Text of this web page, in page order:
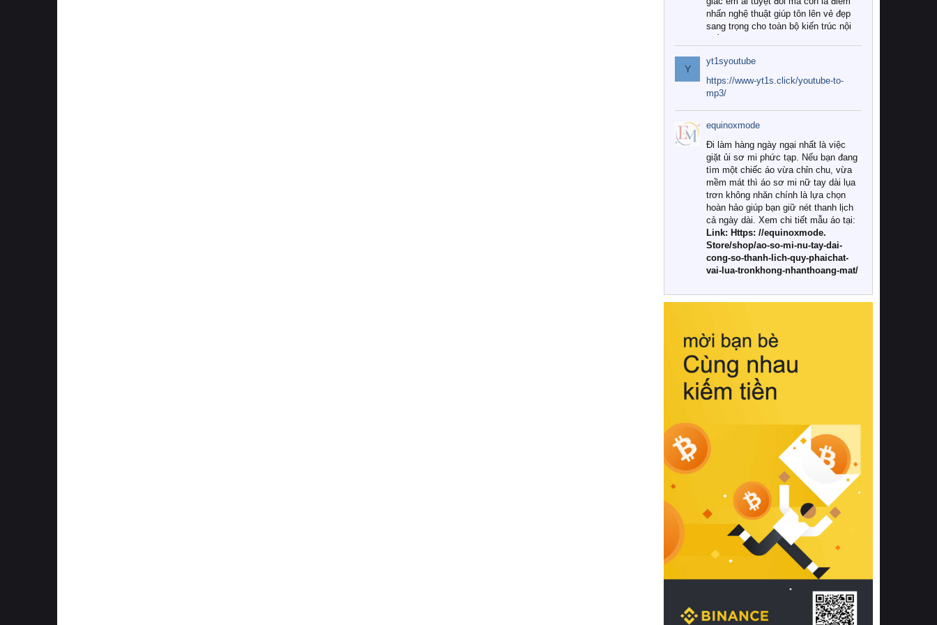
nhấn nghệ thuật giúp tôn lên vẻ đẹp
sang trọng cho toàn bộ kiến trúc nội
Tuy nhiên, giữa thị trường đa dạng
với vô vàn thương hiệu và mẫu mã
như hiện nay, làm thế nào để chọn
được những bộ chăn ga gối đệm cao
cấp thực sự chất lượng, phù hợp với
khí hậu và nhu cầu sử dụng của gia
đình? Hãy cùng chúng tôi đi tìm lời
giải đáp chi tiết qua bài viết dưới đây.
1. Tại sao các gia đình hiện đại lại ưa
chuộng chăn ga gối đệm cao cấp?
Khác với các dòng sản phẩm thông
thường, những bộ chăn ga gối đệm
cao cấp trải qua quy trình sản xuất
nghiêm ngặt từ khâu chọn lọc nguyên
liệu tự nhiên đến công nghệ dệt
nhuộm hiện đại không chứa hóa chất
này, bạn sẽ cảm nhận rõ rệt sự khác
hồi chuẩn xác của phần đệm nâng đỡ
cột sống.
Bên cạnh đó, việc lựa chọn các dòng
sản phẩm đạt chuẩn chất lượng quốc
tế còn giúp ngăn ngừa tình trạng kích
khuẩn và nấm mốc trong điều kiện
thời tiết nóng ẩm. Bạn có thể tìm hiểu
thêm các nghiên cứu khoa học về tác
động của giấc ngủ và môi trường
phòng ngủ đối với sức khỏe con
người tại Sleep Foundation (External
Link) để có cái nhìn toàn diện hơn.
2. Các tiêu chí vàng khi lựa chọn
chăn ga gối đệm cao cấp cho phòng
ngủ
Để sở hữu một bộ chăn ga gối đệm
cao cấp hoàn hảo cả về thẩm mỹ lẫn
công năng, người tiêu dùng cần cân
nhắc kỹ lưỡng các tiêu chí quan trọng
Y
yt1syoutube
https://www-yt1s.click/youtube-to-
mp3/
equinoxmode
Đi làm hàng ngày ngại nhất là việc
giặt ủi sơ mi phức tạp. Nếu bạn đang
tìm một chiếc áo vừa chỉn chu, vừa
mềm mát thì áo sơ mi nữ tay dài lụa
trơn không nhăn chính là lựa chọn
hoàn hảo giúp bạn giữ nét thanh lịch
cả ngày dài. Xem chi tiết mẫu áo tại:
Link: Https: //equinoxmode.
Store/shop/ao-so-mi-nu-tay-dai-
cong-so-thanh-lich-quy-phaichat-
vai-lua-tronkhong-nhanthoang-mat/